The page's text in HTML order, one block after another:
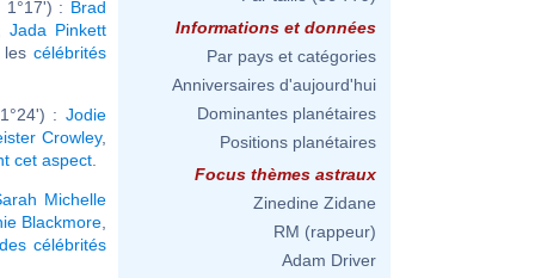
: Brad
Jada Pinkett
lescélébrités
: Jodie
Crowley,
cet aspect
Michelle
Blackmore
célébrités
Informations et données
Par pays et catégories
Anniversaires d'aujourd'hui
Dominantes planétaires
Positions planétaires
Focus thèmes astraux
Zinedine Zidane
RM (rappeur)
Adam Driver